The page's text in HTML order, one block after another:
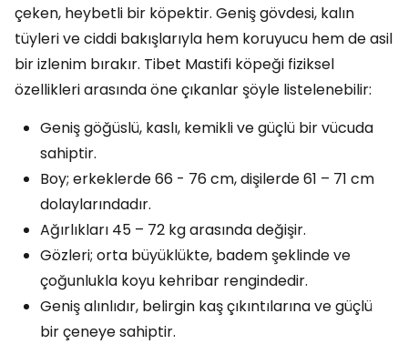
çeken, heybetli bir köpektir. Geniş gövdesi, kalın
tüyleri ve ciddi bakışlarıyla hem koruyucu hem de asil
bir izlenim bırakır. Tibet Mastifi köpeği fiziksel
özellikleri arasında öne çıkanlar şöyle listelenebilir:
Geniş göğüslü, kaslı, kemikli ve güçlü bir vücuda
sahiptir.
Boy; erkeklerde 66 - 76 cm, dişilerde 61 – 71 cm
dolaylarındadır.
Ağırlıkları 45 – 72 kg arasında değişir.
Gözleri; orta büyüklükte, badem şeklinde ve
çoğunlukla koyu kehribar rengindedir.
Geniş alınlıdır, belirgin kaş çıkıntılarına ve güçlü
bir çeneye sahiptir.